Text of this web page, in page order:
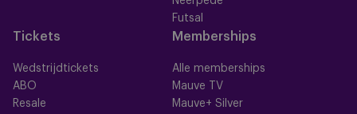
Futsal
Tickets
Wedstrijdtickets
ABO
Resale
Memberships
Alle memberships
Mauve TV
Mauve+ Silver